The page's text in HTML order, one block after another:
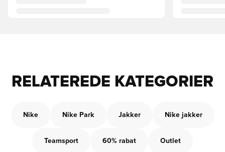
RELATEREDE KATEGORIER
Nike Nike Park Jakker Nike jakker
Teamsport 60% rabat Outlet